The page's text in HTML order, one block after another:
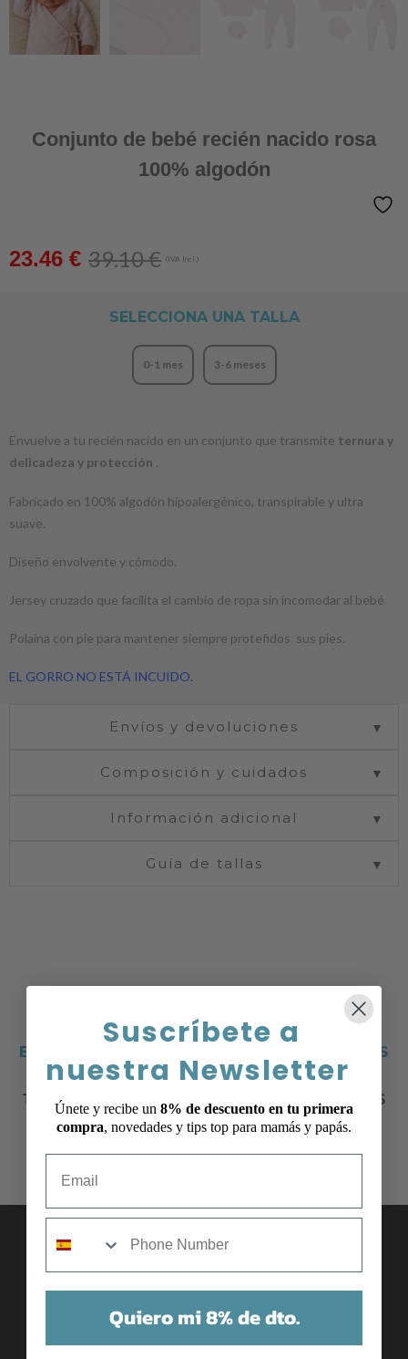
Conjunto de bebé recién nacido rosa
100% algodón
39.10€
23.46 € (IVA Incl.)
SELECCIONA UNA TALLA
0-1 mes 3-6 meses
Envuelve a tu recién nacido en un conjunto que transmite ternura y
delicadeza y protección .
Fabricado en 100% algodón hipoalergénico, transpirable y ultra
suave.
Diseño envolvente y cómodo.
Jersey cruzado que facilita el cambio de ropa sin incomodar al bebé
Polaina con pie para mantener siempre protefidos sus pies.
EL GORRO NO ESTÁ INCUIDO.
Envíos y devoluciones ▼
Composición y cuidados ▼
Información adicional ▼
Guía de tallas ▼
ESTO ES LO QUE PIENSAN NUESTROS CLIENTES
DE NOSOTROS
TESTIMONIOS COMPLETAMENTE VERIFICADOS
Me ha encantado la calidad y la
rapidez en el envío. Repetiré seguro.
Suscríbete a
nuestra Newsletter
Únete y recibe un 8% de descuento en tu primera
compra, novedades y tips top para mamás y papás.
Quiero mi 8% de dto.